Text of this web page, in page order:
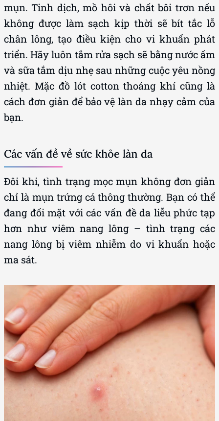
mụn. Tinh dịch, mồ hôi và chất bôi trơn nếu
không được làm sạch kịp thời sẽ bít tắc lỗ
chân lông, tạo điều kiện cho vi khuẩn phát
triển. Hãy luôn tắm rửa sạch sẽ bằng nước ấm
và sữa tắm dịu nhẹ sau những cuộc yêu nồng
nhiệt. Mặc đồ lót cotton thoáng khí cũng là
cách đơn giản để bảo vệ làn da nhạy cảm của
bạn.
Các vấn đề về sức khỏe làn da
Đôi khi, tình trạng mọc mụn không đơn giản
chỉ là mụn trứng cá thông thường. Bạn có thể
đang đối mặt với các vấn đề da liễu phức tạp
hơn như viêm nang lông – tình trạng các
nang lông bị viêm nhiễm do vi khuẩn hoặc
ma sát.